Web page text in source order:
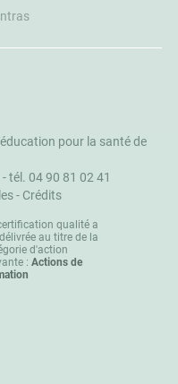
pour la santé de
-tél. 04 90 81 02 41
- Crédits
qualité a
au titre de la
d'action
: Actions de